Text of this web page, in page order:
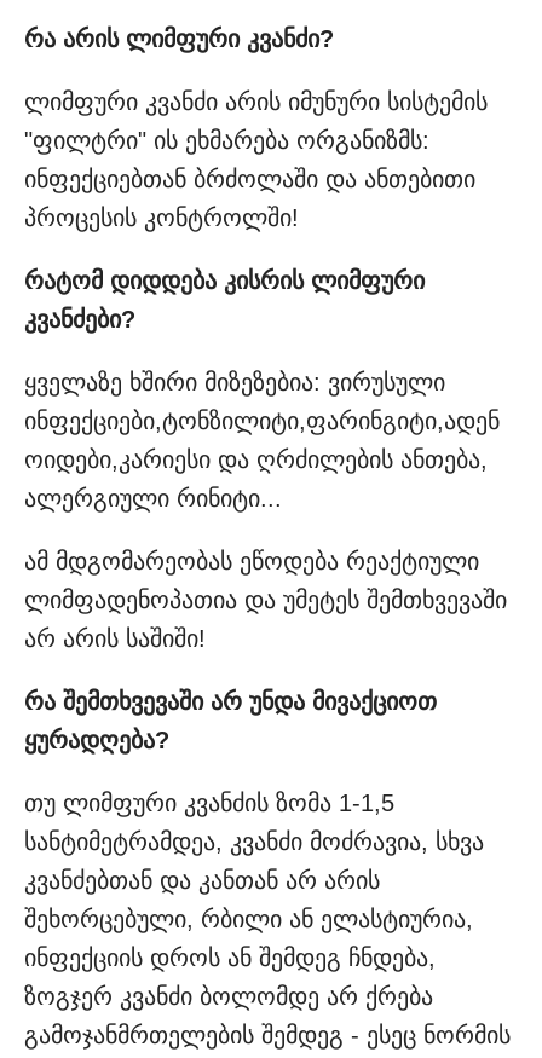
რა არის ლიმფური კვანძი?
ლიმფური კვანძი არის იმუნური სისტემის
"ფილტრი" ის ეხმარება ორგანიზმს:
ინფექციებთან ბრძოლაში და ანთებითი
პროცესის კონტროლში!
რატომ დიდდება კისრის ლიმფური
კვანძები?
ყველაზე ხშირი მიზეზებია: ვირუსული
ინფექციები,ტონზილიტი,ფარინგიტი,ადენ
ოიდები,კარიესი და ღრძილების ანთება,
ალერგიული რინიტი...
ამ მდგომარეობას ეწოდება რეაქტიული
ლიმფადენოპათია და უმეტეს შემთხვევაში
არ არის საშიში!
რა შემთხვევაში არ უნდა მივაქციოთ
ყურადღება?
თუ ლიმფური კვანძის ზომა 1-1,5
სანტიმეტრამდეა, კვანძი მოძრავია, სხვა
კვანძებთან და კანთან არ არის
შეხორცებული, რბილი ან ელასტიურია,
ინფექციის დროს ან შემდეგ ჩნდება,
ზოგჯერ კვანძი ბოლომდე არ ქრება
გამოჯანმრთელების შემდეგ - ესეც ნორმის